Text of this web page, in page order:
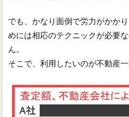
でも、かなり面倒で労力がかか
めには相応のテクニックが必要
ん。
そこで、利用したいのが不動産一